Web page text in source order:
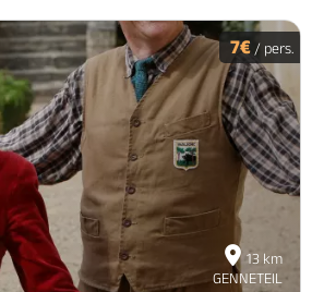
13 km
GENNETEIL
7€ / pers.